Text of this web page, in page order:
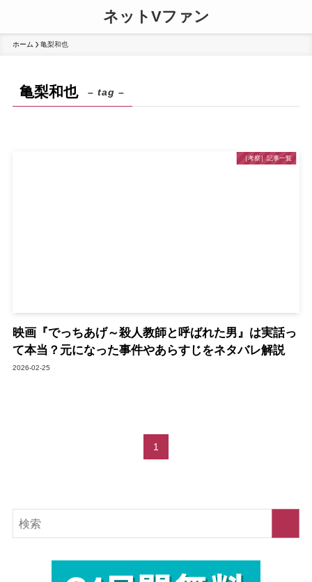
ネットVファン
ホーム 亀梨和也
亀梨和也 – tag –
［考察］記事一覧
映画『でっちあげ～殺人教師と呼ばれた男』は実話っ
て本当？元になった事件やあらすじをネタバレ解説
2026-02-25
1